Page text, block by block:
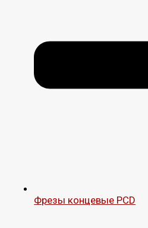
Фрезы концевые PCD